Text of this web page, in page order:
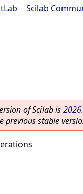
Scilab
of Scilab is
previous stable